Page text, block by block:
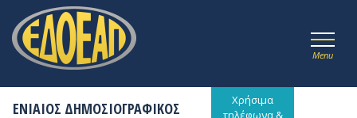
Menu
ΕΝΙΑΙΟΣ ΔΗΜΟΣΙΟΓΡΑΦΙΚΟΣ
Χρήσιμα
τηλέφωνα &